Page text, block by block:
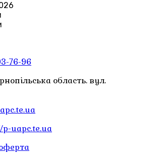
76-96
область. вул.
uapc.te.ua